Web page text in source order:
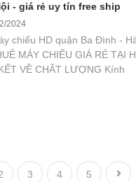
- giá rẻ uy tín free ship
2024
chiếu HD quận Ba Đình -
MÁY CHIẾU GIÁ RẺ TẠI
VỀ CHẤT LƯỢNG Kính
3 4 5